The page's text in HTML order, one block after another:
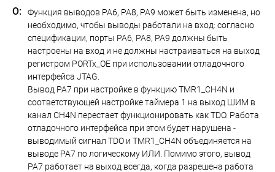
Функция выводов PA6, PA8, PA9 может быть изменена, но
необходимо, чтобы выводы работали на вход: согласно
спецификации, порты PA6, PA8, PA9 должны быть
настроены на вход и не должны настраиваться на выход
регистром PORTx_OE при использовании отладочного
интерфейса JTAG.
Вывод PA7 при настройке в функцию TMR1_CH4N и
соответствующей настройке таймера 1 на выход ШИМ в
канал CH4N перестает функционировать как TDO. Работа
отладочного интерфейса при этом будет нарушена -
выводимый сигнал TDO и TMR1_CH4N объединяется на
выводе PA7 по логическому ИЛИ. Помимо этого, вывод
PA7 работает на выход всегда, когда разрешена работа